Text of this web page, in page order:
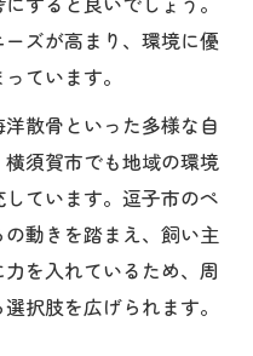
ズが高まり、環境に優
ています。
散骨といった多様な自
須賀市でも地域の環境
ています。逗子市のペ
動きを踏まえ、飼い主
を入れているため、周
択肢を広げられます。